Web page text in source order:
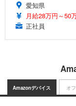
愛知県
月給28万円～50
正社員
Amazonデバイス オ